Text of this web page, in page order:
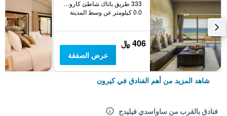
333 طريق باتاك شاطئ كارون موانغ, كيرون, تايلاند
0.0 كيلومتر عن وسط المدينة
406 ﷼
عرض الصفقة
شاهد المزيد من أهم الفنادق في كيرون
فنادق بالقرب من ساواسدي فيليدج